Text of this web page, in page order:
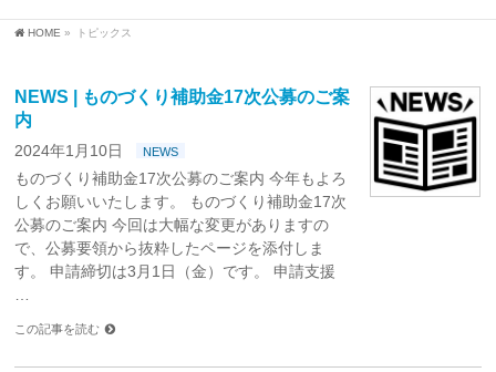
HOME » トピックス
NEWS | ものづくり補助金17次公募のご案
内
2024年1月10日 NEWS
ものづくり補助金17次公募のご案内 今年もよろ
しくお願いいたします。 ものづくり補助金17次
公募のご案内 今回は大幅な変更がありますの
で、公募要領から抜粋したページを添付しま
す。 申請締切は3月1日（金）です。 申請支援
この記事を読む